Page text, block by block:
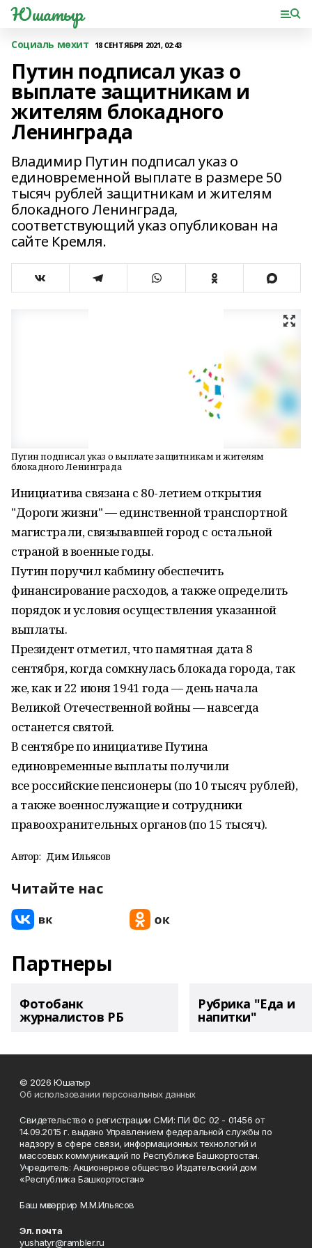
Юшатыр
Социаль мөхит 18 СЕНТЯБРЯ 2021, 02:43
Путин подписал указ о
выплате защитникам и
жителям блокадного
Ленинграда
Владимир Путин подписал указ о
единовременной выплате в размере 50
тысяч рублей защитникам и жителям
блокадного Ленинграда,
соответствующий указ опубликован на
сайте Кремля.
Путин подписал указ о выплате защитникам и жителям
блокадного Ленинграда
Инициатива связана с 80-летием открытия
"Дороги жизни" — единственной транспортной
магистрали, связывавшей город с остальной
страной в военные годы.
Путин поручил кабмину обеспечить
финансирование расходов, а также определить
порядок и условия осуществления указанной
выплаты.
Президент отметил, что памятная дата 8
сентября, когда сомкнулась блокада города, так
же, как и 22 июня 1941 года — день начала
Великой Отечественной войны — навсегда
останется святой.
В сентябре по инициативе Путина
единовременные выплаты получили
все российские пенсионеры (по 10 тысяч рублей),
а также военнослужащие и сотрудники
правоохранительных органов (по 15 тысяч).
Автор: Дим Ильясов
Читайте нас
Партнеры
Фотобанк
журналистов РБ
Рубрика "Еда и
напитки"
© 2026 Юшатыр
Об использовании персональных данных
Свидетельство о регистрации СМИ: ПИ ФС 02 - 01456 от
14.09.2015 г. выдано Управлением федеральной службы по
надзору в сфере связи, информационных технологий и
массовых коммуникаций по Республике Башкортостан.
Учредитель: Акционерное общество Издательский дом
«Республика Башкортостан»
Баш мөхәррир М.М.Ильясов
Эл. почта
yushatyr@rambler.ru